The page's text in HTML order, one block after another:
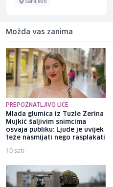
Možda vas zanima
PREPOZNATLJIVO LICE
Mlada glumica iz Tuzle Zerina
Mujkić šaljivim snimcima
osvaja publiku: Ljude je uvijek
teže nasmijati nego rasplakati
10 sati